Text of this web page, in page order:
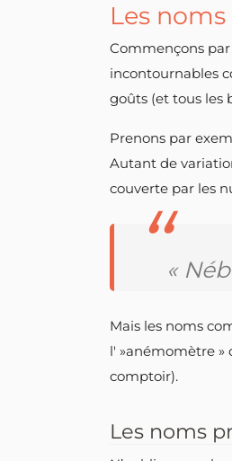
Les
Commençons
incontournables
goûts (et tous les
Prenons par
Autant de
couverte par les
«
Mais les noms
l' »anémomètre »
comptoir).
Les noms